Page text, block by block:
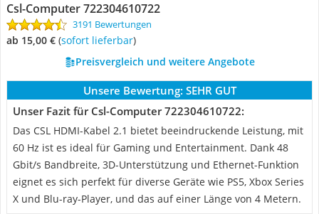
Csl-Computer 722304610722
3191 Bewertungen
ab 15,00 € ( Sofort lieferbar)
Preisvergleich und weitere Angebote
Unsere Bewertung: SEHR GUT
Unser Fazit für Csl-Computer 722304610722:
Das CSL HDMI-Kabel 2.1 bietet beeindruckende Leistung, mit
60 Hz ist es ideal für Gaming und Entertainment. Dank 48
Gbit/s Bandbreite, 3D-Unterstützung und Ethernet-Funktion
eignet es sich perfekt für diverse Geräte wie PS5, Xbox Series
X und Blu-ray-Player, und das auf einer Länge von 4 Metern.